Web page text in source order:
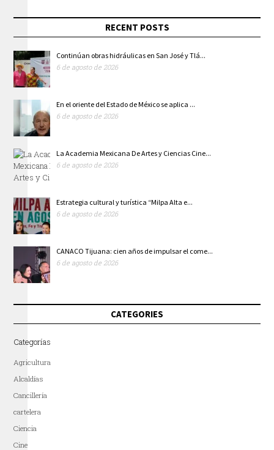
RECENT POSTS
Continúan obras hidráulicas en San José y Tlá...
6 de agosto de 2026
En el oriente del Estado de México se aplica ...
6 de agosto de 2026
La Academia Mexicana De Artes y Ciencias Cine...
6 de agosto de 2026
Estrategia cultural y turística “Milpa Alta e...
6 de agosto de 2026
CANACO Tijuana: cien años de impulsar el come...
6 de agosto de 2026
CATEGORIES
Categorías
Agricultura
Alcaldías
Cancillería
cartelera
Ciencia
Cine